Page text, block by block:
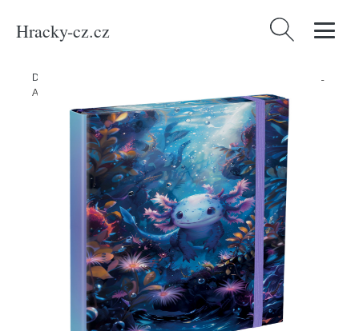
Hracky-cz.cz Vyhledávání
Domů
Desky na sešity A4 BAAGL
Axolotl